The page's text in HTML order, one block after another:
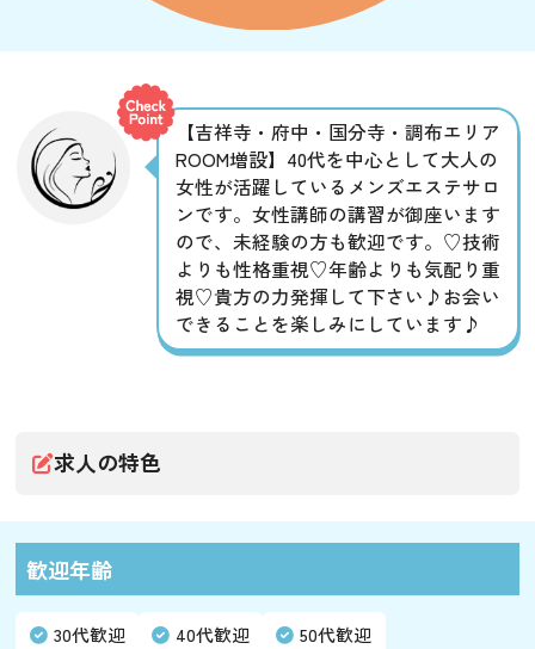
【吉祥寺・府中・国分寺・調布エリア
ROOM増設】40代を中心として大人の
女性が活躍しているメンズエステサロ
ンです。女性講師の講習が御座います
ので、未経験の方も歓迎です。♡技術
よりも性格重視♡年齢よりも気配り重
視♡貴方の力発揮して下さい♪お会い
できることを楽しみにしています♪
求人の特色
歓迎年齢
30代歓迎 40代歓迎 50代歓迎